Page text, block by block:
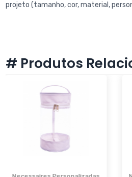
projeto (tamanho, cor, material,
# Produtos